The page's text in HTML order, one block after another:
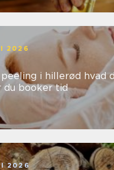
2026
i hillerød hvad du skal
du booker tid
2026